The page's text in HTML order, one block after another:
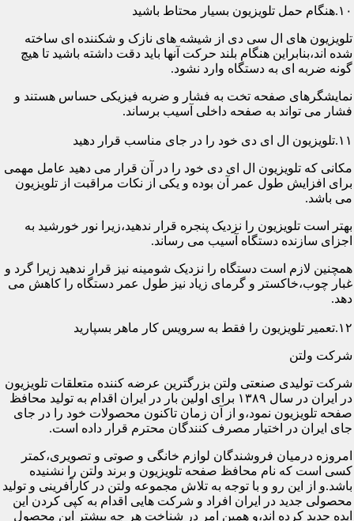
۱۰.هنگام حمل تلویزیون بسیار محتاط باشید
تلویزیون های ال سی دی از شیشه های نازک و شکننده ای ساخته
شده اند،بنابراین هنگام بلند حرکت آنها باید دقت داشته باشید تا هیچ
گونه ضربه ای به دستگاه وارد نشود.
نمایشگرهای صفحه تخت به فشار و ضربه فیزیکی حساس هستند و
فشار می تواند به صفحه داخلی آسیب برساند.
۱۱.تلویزیون ال ای دی خود را در جای مناسب قرار دهید
مکانی که تلویزیون ال ای دی خود را در آن قرار می دهید عامل مهمی
برای افزایش طول عمر آن بوده و یکی از نکات مراقبت از تلویزیون
می باشد.
بهتر است تلویزیون را نزدیک پنجره قرار ندهید،زیرا نور خورشید به
اجزای سازنده دستگاه آسیب می رساند.
همچنین لازم است دستگاه را نزدیک شومینه نیز قرار ندهید زیرا گرد و
غبار چوب،خاکستر و گرمای زیاد نیز طول عمر دستگاه را کاهش می
دهد.
۱۲.تعمیر تلویزیون را فقط به سرویس کار ماهر بسپارید
شرکت ولتن
شرکت تولیدی صنعتی ولتن بزرگترین عرضه کننده متعلقات تلویزیون
در ایران در سال ۱۳۸۹ برای اولین بار در ایران اقدام به تولید محافظ
صفحه تلویزیون نمود،و از آن زمان تاکنون محصولات خود را در جای
جای ایران در اختیار مصرف کنندگان محترم قرار داده است.
امروزه درمیان فروشندگان لوازم خانگی و صوتی و تصویری،کمتر
کسی است که نام محافظ صفحه تلویزیون و برند ولتن را نشنیده
باشد.و از این رو و با توجه به تلاش مجموعه ولتن در کارآفرینی و تولید
محصولی جدید در ایران افراد و شرکت هایی اقدام به کپی کردن این
ایده جدید کرده اند،و همین امر در شناخت هر چه بیشتر این محصول